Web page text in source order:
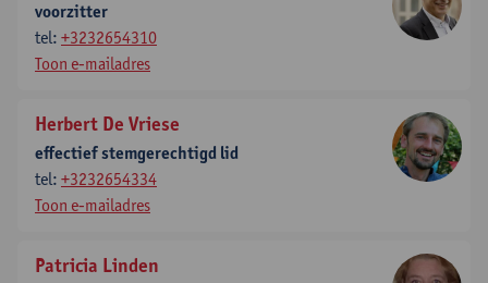
voorzitter
tel: +3232654310
Toon e-mailadres
Herbert De Vriese
effectief stemgerechtigd lid
tel: +3232654334
Toon e-mailadres
Patricia Linden